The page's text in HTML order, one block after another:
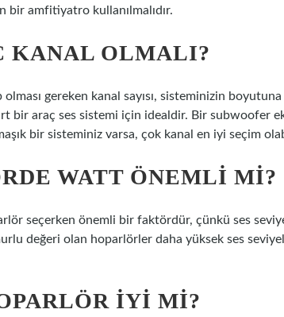
bir amfitiyatro kullanılmalıdır.
KANAL OLMALI?
gereken kanal sayısı, sisteminizin boyutuna
bir araç ses sistemi için idealdir. Bir subwoofer
bir sisteminiz varsa, çok kanal en iyi seçim
WATT ÖNEMLI MI?
seçerken önemli bir faktördür, çünkü ses
değeri olan hoparlörler daha yüksek ses
İYI MI?